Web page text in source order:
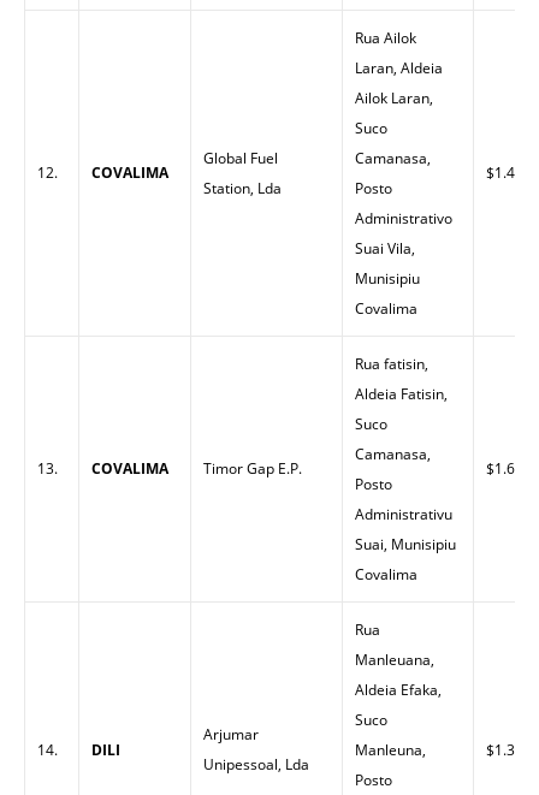
12. COVALIMA
Global Fuel
Station, Lda
Rua Ailok
Laran, Aldeia
Ailok Laran,
Suco
Camanasa,
Posto
Administrativo
Suai Vila,
Munisipiu
Covalima
$1.40
13. COVALIMA Timor Gap E.P.
Rua fatisin,
Aldeia Fatisin,
Suco
Camanasa,
Posto
Administrativu
Suai, Munisipiu
Covalima
$1.60
14. DILI
Arjumar
Unipessoal, Lda
Rua
Manleuana,
Aldeia Efaka,
Suco
Manleuna,
Posto
$1.32